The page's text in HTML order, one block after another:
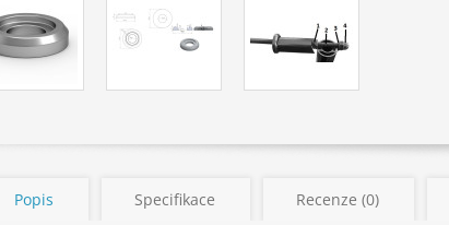
Popis Specifikace Recenze (0)